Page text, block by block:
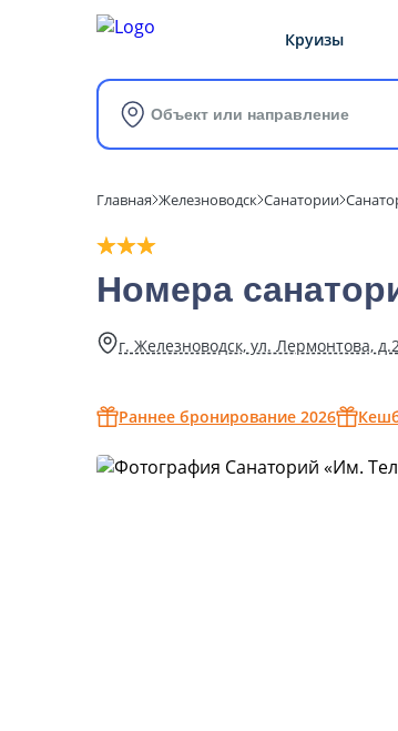
Круизы
Объект или направление
Главная Железноводск Санатории
Номера
г. Железноводск, ул. Лермонтова,
Раннее бронирование 2026